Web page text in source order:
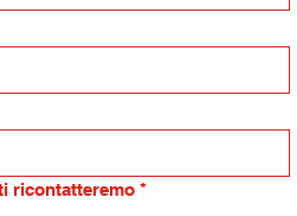
ricontatteremo *